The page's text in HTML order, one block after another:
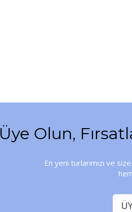
Tümünü Reddet Tümünü
Üye Olun,
En yeni turlarımızı ve